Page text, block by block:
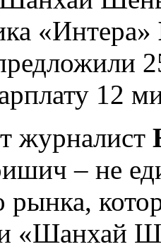
«Интера»
12
журналист
– не
рынка,
«Шанхай